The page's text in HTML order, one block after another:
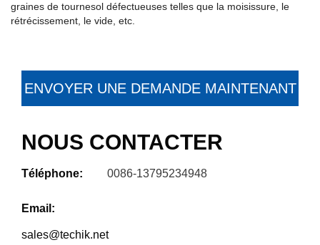
graines de tournesol défectueuses telles que la moisissure, le
rétrécissement, le vide, etc.
ENVOYER UNE DEMANDE MAINTENANT
NOUS CONTACTER
Téléphone: 0086-13795234948
Email:
sales@techik.net